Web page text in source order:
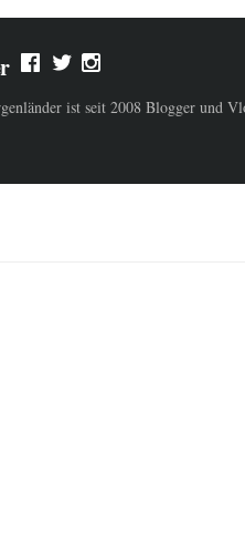
ist seit 2008 Blogger und